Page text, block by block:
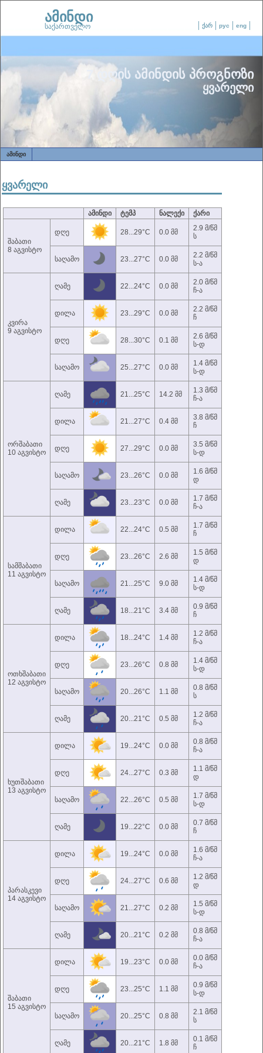
ქარ рус eng
ამინდი
საქართველო
7 დღის ამინდის პროგნოზი
ყვარელი
ᲐᲛᲘᲜᲓᲘ
ყვარელი
ამინდი ტემპ ნალექი ქარი
შაბათი
8 აგვისტო
დღე 28...29°C 0.0 მმ
2.9 მ/წმ
ს
საღამო 23...27°C 0.0 მმ
2.2 მ/წმ
ს-ა
კვირა
9 აგვისტო
ღამე 22...24°C 0.0 მმ
2.0 მ/წმ
ჩ-ა
დილა 23...29°C 0.0 მმ
2.2 მ/წმ
ჩ
დღე 28...30°C 0.1 მმ
2.6 მ/წმ
ს-დ
საღამო 25...27°C 0.0 მმ
1.4 მ/წმ
ს-დ
ორშაბათი
10 აგვისტო
ღამე 21...25°C 14.2 მმ
1.3 მ/წმ
ჩ-ა
დილა 21...27°C 0.4 მმ
3.8 მ/წმ
ჩ
დღე 27...29°C 0.0 მმ
3.5 მ/წმ
ს-დ
საღამო 23...26°C 0.0 მმ
1.6 მ/წმ
დ
ღამე 23...23°C 0.0 მმ
1.7 მ/წმ
ჩ-ა
სამშაბათი
11 აგვისტო
დილა 22...24°C 0.5 მმ
1.7 მ/წმ
ჩ
დღე 23...26°C 2.6 მმ
1.5 მ/წმ
დ
საღამო 21...25°C 9.0 მმ
1.4 მ/წმ
ს-დ
ღამე 18...21°C 3.4 მმ
0.9 მ/წმ
ჩ
ოთხშაბათი
12 აგვისტო
დილა 18...24°C 1.4 მმ
1.2 მ/წმ
ჩ-ა
დღე 23...26°C 0.8 მმ
1.4 მ/წმ
ს-დ
საღამო 20...26°C 1.1 მმ
0.8 მ/წმ
ს
ღამე 20...21°C 0.5 მმ
1.2 მ/წმ
ჩ-ა
ხუთშაბათი
13 აგვისტო
დილა 19...24°C 0.0 მმ
0.8 მ/წმ
ჩ-ა
დღე 24...27°C 0.3 მმ
1.1 მ/წმ
დ
საღამო 22...26°C 0.5 მმ
1.7 მ/წმ
ს-დ
ღამე 19...22°C 0.0 მმ
0.7 მ/წმ
ჩ
პარასკევი
14 აგვისტო
დილა 19...24°C 0.0 მმ
1.6 მ/წმ
ჩ-ა
დღე 24...27°C 0.6 მმ
1.2 მ/წმ
დ
საღამო 21...27°C 0.2 მმ
1.5 მ/წმ
ს-დ
ღამე 20...21°C 0.2 მმ
0.8 მ/წმ
ჩ-ა
შაბათი
15 აგვისტო
დილა 19...23°C 0.0 მმ
0.0 მ/წმ
ჩ-ა
დღე 23...25°C 1.1 მმ
0.9 მ/წმ
ს-დ
საღამო 20...25°C 0.8 მმ
2.1 მ/წმ
ს
ღამე 20...21°C 1.8 მმ
0.1 მ/წმ
ჩ